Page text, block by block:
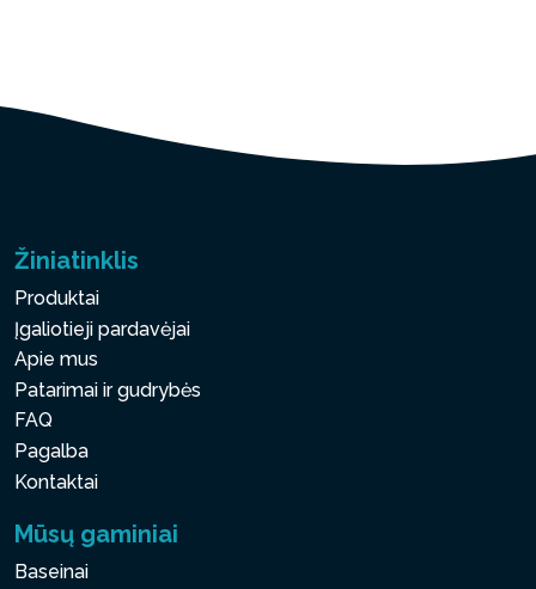
Žiniatinklis
Produktai
Įgaliotieji pardavėjai
Apie mus
Patarimai ir gudrybės
FAQ
Pagalba
Kontaktai
Mūsų gaminiai
Baseinai